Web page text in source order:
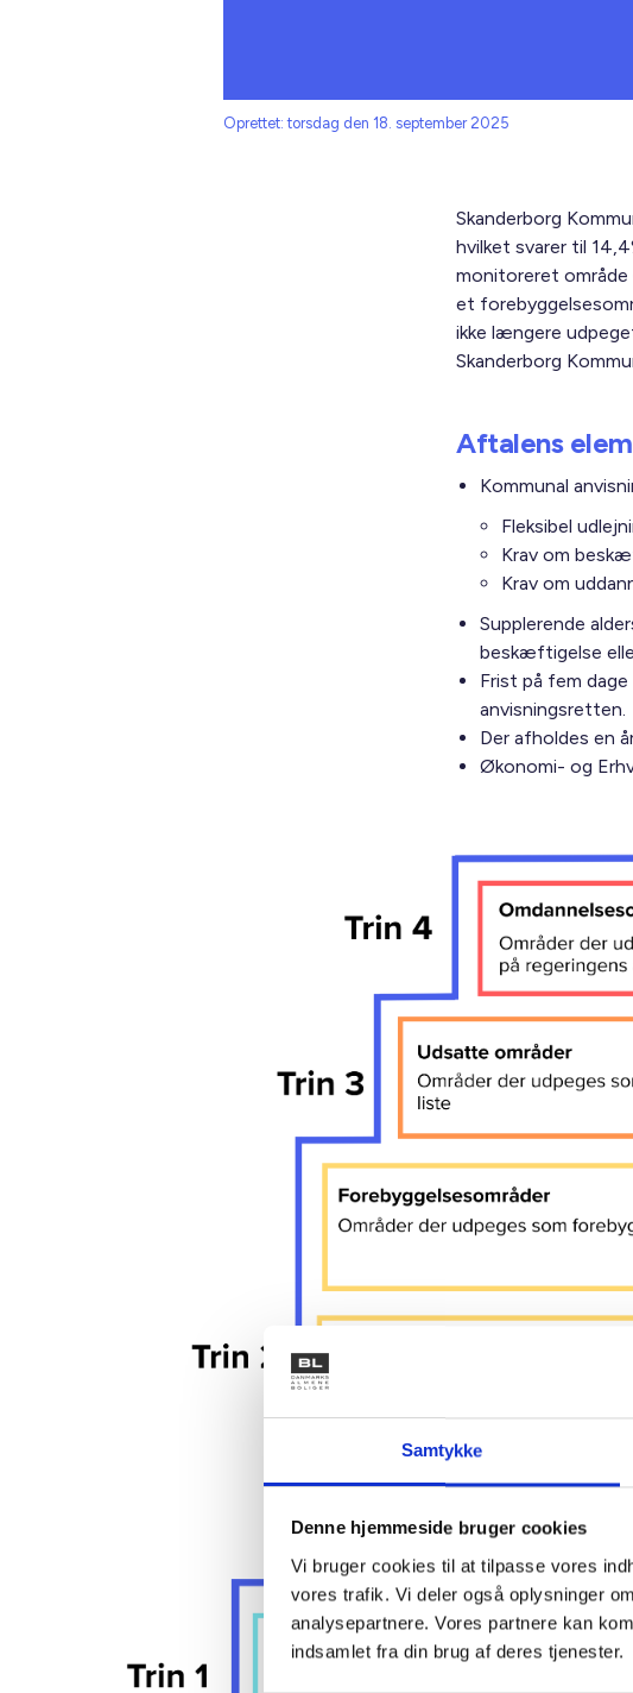
Samtykke
Denne hjemmeside bruger cookies
Vi bruger cookies til at tilpasse vores
vores trafik. Vi deler også oplysninger
analysepartnere. Vores partnere kan
indsamlet fra din brug af deres tjenester.
Oprettet: torsdag den 18. september 2025
Skanderborg
hvilket svarer til
monitoreret område
et
ikke længere
Skanderborg
Aftalens
Kommunal
Fleksibel
Krav om
Krav om
Supplerende
beskæftigelse
Frist på fem
anvisningsretten.
Der afholdes en
Økonomi- og